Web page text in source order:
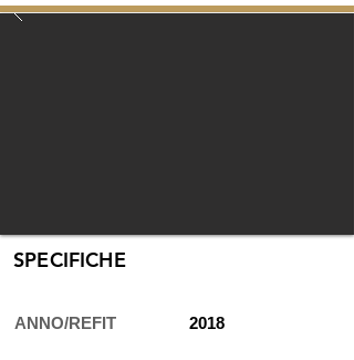
SPECIFICHE
ANNO/REFIT 2018